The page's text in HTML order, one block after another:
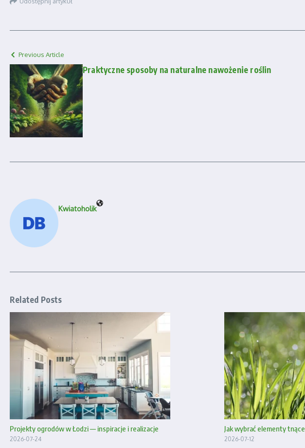
Previous Article
Praktyczne sposoby na naturalne nawożenie roślin
Kwiatoholik
Related Posts
Projekty ogrodów w Łodzi — inspiracje i realizacje
2026-07-24
Jak wybrać elementy
2026-07-12